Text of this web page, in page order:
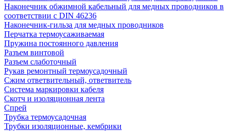
Наконечник обжимной кабельный для медных проводников в
соответствии с DIN 46236
Наконечник-гильза для медных проводников
Перчатка термоусаживаемая
Пружина постоянного давления
Разъем винтовой
Разъем слаботочный
Рукав ремонтный термоусадочный
Сжим ответвительный, ответвитель
Система маркировки кабеля
Скотч и изоляционная лента
Спрей
Трубка термоусадочная
Трубки изоляционные, кембрики